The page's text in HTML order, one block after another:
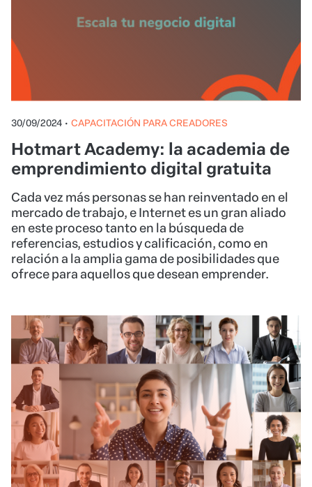
30/09/2024 • CAPACITACIÓN PARA CREADORES
Hotmart Academy: la academia de
emprendimiento digital gratuita
Cada vez más personas se han reinventado en el
mercado de trabajo, e Internet es un gran aliado
en este proceso tanto en la búsqueda de
referencias, estudios y calificación, como en
relación a la amplia gama de posibilidades que
ofrece para aquellos que desean emprender.